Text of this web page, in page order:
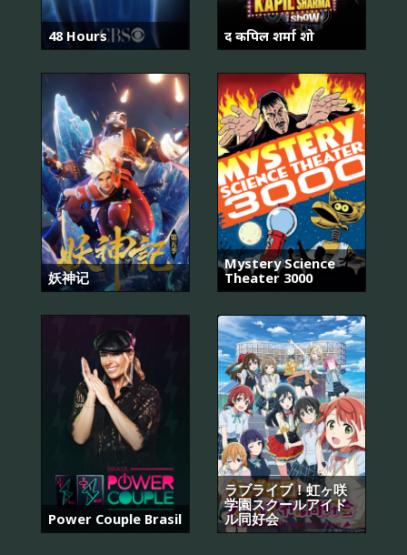
48 Hours द कपिल शर्मा शो
妖神记
Mystery Science
Theater 3000
Power Couple Brasil
ラブライブ！虹ヶ咲
学園スクールアイド
ル同好会